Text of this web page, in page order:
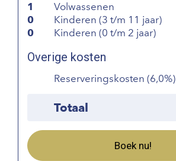
1 Volwassenen
0
Kinderen (3 t/m 11 jaar)
0
Kinderen (0 t/m 2 jaar)
Overige kosten
Reserveringskosten (6,0%)
Totaal
Boek nu!